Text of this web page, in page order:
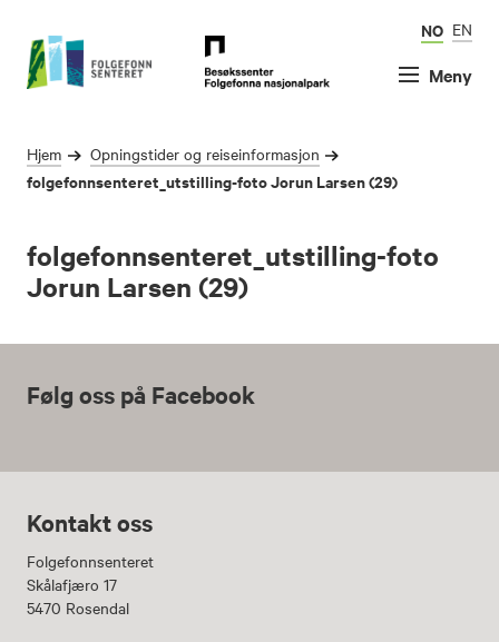
NO EN
Meny
Hjem Opningstider og reiseinformasjon
folgefonnsenteret_utstilling-foto Jorun Larsen (29)
folgefonnsenteret_utstilling-foto
Jorun Larsen (29)
Følg oss på Facebook
Kontakt oss
Folgefonnsenteret
Skålafjæro 17
5470 Rosendal